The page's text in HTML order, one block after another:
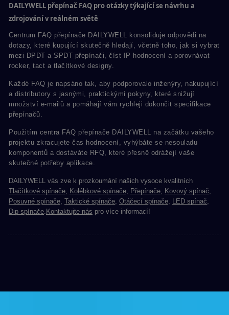
DAILYWELL přepínač FAQ pro otázky týkající se návrhu a
zdrojování v reálném světě
Centrum FAQ přepínače DAILYWELL konsoliduje odpovědi na
dotazy, které kupující skutečně hledají, včetně toho, jak si vybrat
mezi DPDT a SPDT přepínači, číst IP hodnocení a porovnávat
rocker, tact a tlačítkové designy.
Každé FAQ je napsáno tak, aby podporovalo inženýry, nakupující
a distributory s jasnými, praktickými pokyny, které snižují
množství e-mailů a pomáhají vám rychleji dokončit specifikace
přepínačů.
Použitím centra FAQ přepínače DAILYWELL na začátku vašeho
projektu zkracujete čas hodnocení, vyhýbáte se nesouladu
komponentů a dostáváte RFQ, které přesně odrážejí vaše
skutečné potřeby aplikace.
DAILYWELL vás zve k prozkoumání našich vysoce kvalitních
Tlačítkové spínače Kolébkové spínače Přepínače Kovový spínač
Posuvné spínače Taktické spínače Otáčecí spínače LED spínač
Dip spínače Kontaktujte nás pro více informací!